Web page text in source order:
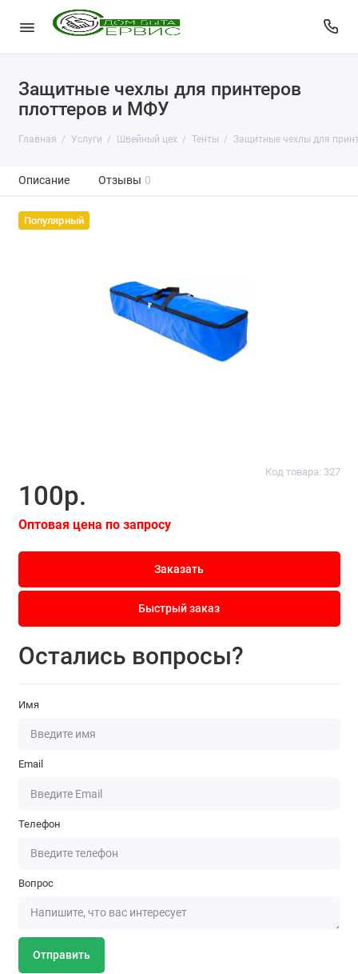
Защитные чехлы для принтеров
плоттеров и МФУ
Главная Услуги Швейный цех Тенты Защитные чехлы для
Описание Отзывы 0
Популярный
Код товара: 327
100р.
Оптовая цена по запросу
Заказать
Быстрый заказ
Остались вопросы?
Имя
Email
Телефон
Вопрос
Отправить